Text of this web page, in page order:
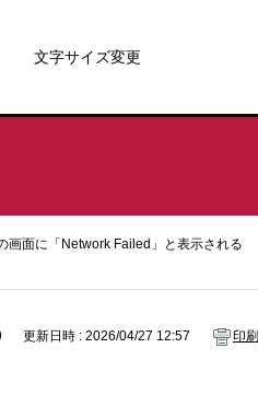
文字サイズ変更
画面に「Network Failed」と表示される
更新日時 : 2026/04/27 12:57 印刷